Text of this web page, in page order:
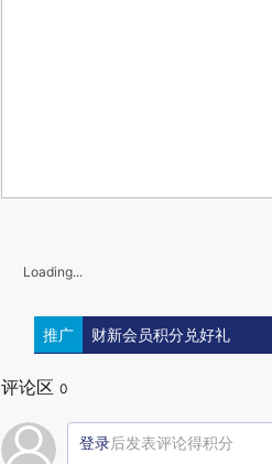
Loading...
推广 财新会员积分兑好礼
评论区 0
登录后发表评论得积分